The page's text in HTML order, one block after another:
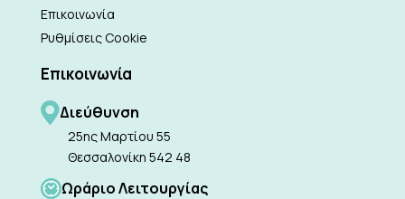
Επικοινωνία
Ρυθμίσεις Cookie
Επικοινωνία
Διεύθυνση
25ης Μαρτίου 55
Θεσσαλονίκη 542 48
Ωράριο Λειτουργίας